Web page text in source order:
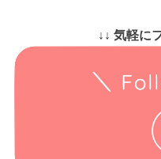
↓↓ 気軽に